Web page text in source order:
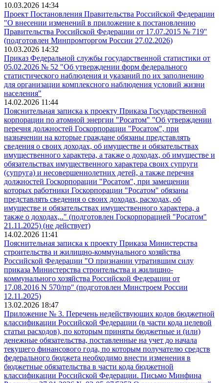
10.03.2026 14:34
Проект Постановления Правительства Российской Федерации
"О внесении изменений в приложение к постановлению
Правительства Российской Федерации от 17.07.2015 № 719"
(подготовлен Минпромторгом России 27.02.2026)
10.03.2026 14:32
Приказ Федеральной службы государственной статистики от
05.02.2026 № 52 "Об утверждении форм федерального
статистического наблюдения и указаний по их заполнению
для организации комплексного наблюдения условий жизни
населения"
14.02.2026 11:44
Пояснительная записка к проекту Приказа Государственной
корпорации по атомной энергии "Росатом" "Об утверждении
перечня должностей Госкорпорации "Росатом", при
назначении на которые граждане обязаны представлять
сведения о своих доходах, об имуществе и обязательствах
имущественного характера, а также о доходах, об имуществе и
обязательствах имущественного характера своих супруги
(супруга) и несовершеннолетних детей, а также перечня
должностей Госкорпорации "Росатом", при замещении
которых работники Госкорпорации "Росатом" обязаны
представлять сведения о своих доходах, расходах, об
имуществе и обязательствах имущественного характера, а
также о доходах,.." (подготовлен Госкорпорацией "Росатом"
21.11.2025) (не действует)
14.02.2026 11:41
Пояснительная записка к проекту Приказа Министерства
строительства и жилищно-коммунального хозяйства
Российской Федерации "О признании утратившим силу
приказа Министерства строительства и жилищно-
коммунального хозяйства Российской Федерации от
17.08.2016 N 570/пр" (подготовлен Минстроем России
12.11.2025)
13.02.2026 18:47
Приложение № 3. Перечень недействующих кодов бюджетной
классификации Российской Федерации (в части кода целевой
статьи расходов), по которым приняты бюджетные и (или)
денежные обязательства, поставленные на учет до начала
текущего финансового года, по которым получателю средств
федерального бюджета необходимо внести изменения в
бюджетные обязательства в части кода бюджетной
классификации Российской Федерации. Письмо Минфина